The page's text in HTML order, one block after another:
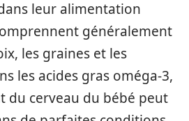
leur alimentation
généralement
les graines et les
les acides gras oméga-3,
du cerveau du bébé peut